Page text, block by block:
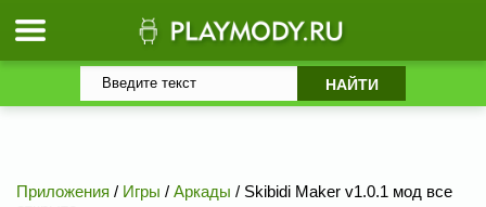
Приложения / Игры / Аркады / Skibidi Maker v1.0.1 мод все